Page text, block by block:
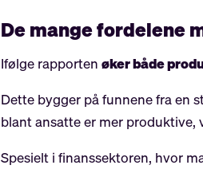
De mange fordelene
Ifølge rapportenøker både
Dette bygger på funnene fra en
blant ansatte er mer produktive,
Spesielt i finanssektoren, hvor